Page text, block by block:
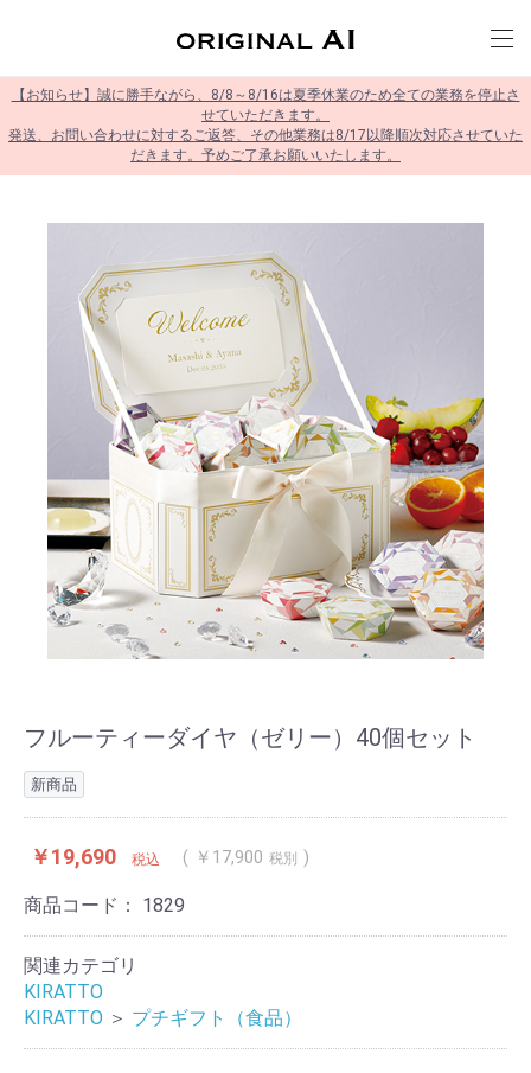
【お知らせ】誠に勝手ながら、8/8～8/16は夏季休業のため全ての業務を停止さ
せていただきます。
発送、お問い合わせに対するご返答、その他業務は8/17以降順次対応させていた
だきます。予めご了承お願いいたします。
フルーティーダイヤ（ゼリー）40個セット
新商品
￥19,690 税込 ￥17,900 税別
商品コード： 1829
関連カテゴリ
KIRATTO
KIRATTO ＞ プチギフト（食品）